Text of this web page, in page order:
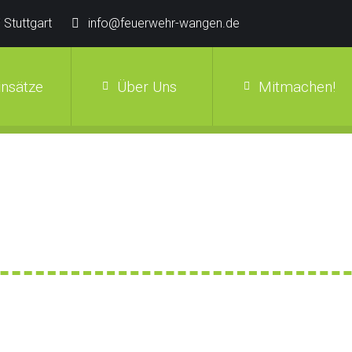
Stuttgart info@feuerwehr-wangen.de
Über Uns Mitmachen!